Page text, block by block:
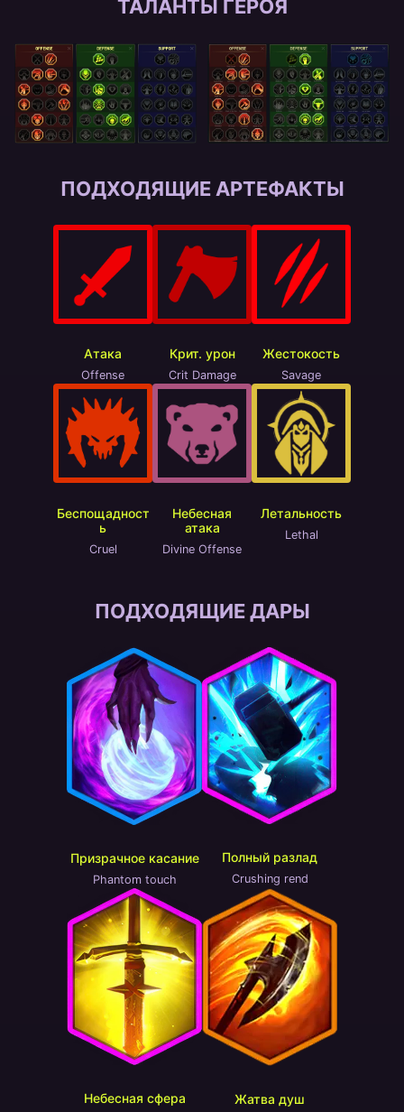
ТАЛАНТЫ ГЕРОЯ
ПОДХОДЯЩИЕ АРТЕФАКТЫ
Атака
Offense
Крит. урон
Crit Damage
Жестокость
Savage
Беспощадност
ь
Cruel
Небесная
атака
Divine Offense
Летальность
Lethal
ПОДХОДЯЩИЕ ДАРЫ
Призрачное касание
Phantom touch
Полный разлад
Crushing rend
Небесная сфера Жатва душ